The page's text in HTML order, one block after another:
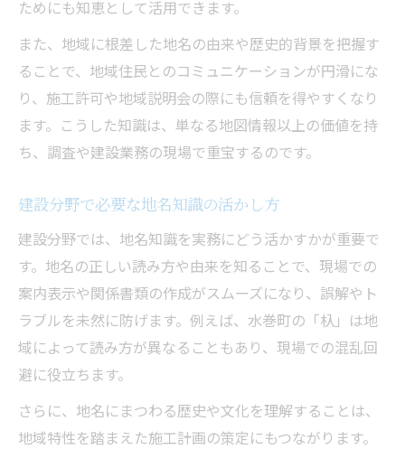
ためにも知恵として活用できます。
また、地域に根差した地名の由来や歴史的背景を把握す
ることで、地域住民とのコミュニケーションが円滑にな
り、施工許可や地域説明会の際にも信頼を得やすくなり
ます。こうした知識は、単なる地図情報以上の価値を持
ち、調査や建設業務の現場で重宝するのです。
建設分野で必要な地名知識の活かし方
建設分野では、地名知識を実務にどう活かすかが重要で
す。地名の正しい読み方や由来を知ることで、現場での
案内表示や関係書類の作成がスムーズになり、誤解やト
ラブルを未然に防げます。例えば、水巻町の「杁」は地
域によって読み方が異なることもあり、現場での混乱回
避に役立ちます。
さらに、地名にまつわる歴史や文化を理解することは、
地域特性を踏まえた施工計画の策定にもつながります。